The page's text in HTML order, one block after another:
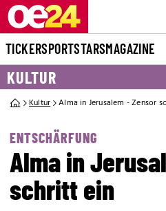
TICKERSPORTSTARSMAGAZINE
KULTUR
Kultur Alma in Jerusalem - Zensor
ENTSCHÄRFUNG
Alma in
schritt ein